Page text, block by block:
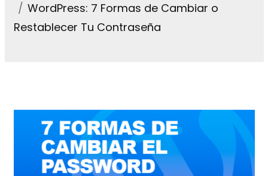
WordPress: 7 Formas de Cambiar o
Restablecer Tu Contraseña